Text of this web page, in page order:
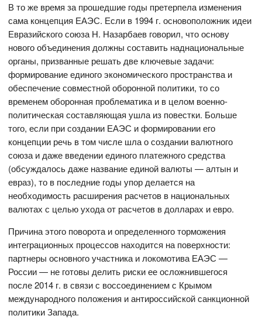
В то же время за прошедшие годы претерпела изменения
сама концепция ЕАЭС. Если в 1994 г. основоположник идеи
Евразийского союза Н. Назарбаев говорил, что основу
нового объединения должны составить наднациональные
органы, призванные решать две ключевые задачи:
формирование единого экономического пространства и
обеспечение совместной оборонной политики, то со
временем оборонная проблематика и в целом военно-
политическая составляющая ушла из повестки. Больше
того, если при создании ЕАЭС и формировании его
концепции речь в том числе шла о создании валютного
союза и даже введении единого платежного средства
(обсуждалось даже название единой валюты — алтын и
евраз), то в последние годы упор делается на
необходимость расширения расчетов в национальных
валютах с целью ухода от расчетов в долларах и евро.
Причина этого поворота и определенного торможения
интеграционных процессов находится на поверхности:
партнеры основного участника и локомотива ЕАЭС —
России — не готовы делить риски ее осложнившегося
после 2014 г. в связи с воссоединением с Крымом
международного положения и антироссийской санкционной
политики Запада.